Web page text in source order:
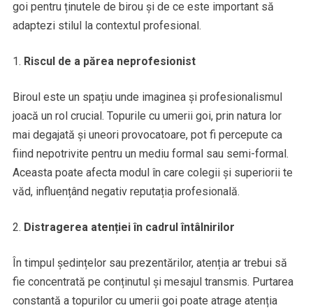
goi pentru ținutele de birou și de ce este important să
adaptezi stilul la contextul profesional.
Riscul de a părea neprofesionist
Biroul este un spațiu unde imaginea și profesionalismul
joacă un rol crucial. Topurile cu umerii goi, prin natura lor
mai degajată și uneori provocatoare, pot fi percepute ca
fiind nepotrivite pentru un mediu formal sau semi-formal.
Aceasta poate afecta modul în care colegii și superiorii te
văd, influențând negativ reputația profesională.
Distragerea atenției în cadrul întâlnirilor
În timpul ședințelor sau prezentărilor, atenția ar trebui să
fie concentrată pe conținutul și mesajul transmis. Purtarea
constantă a topurilor cu umerii goi poate atrage atenția